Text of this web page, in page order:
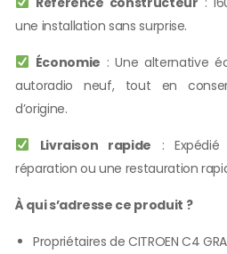
une installation sans surprise.
Économie : Une alternative
autoradio neuf, tout en
d’origine.
Livraison rapide :
réparation ou une restauration
À qui s’adresse ce produit ?
Propriétaires de CITROEN C4